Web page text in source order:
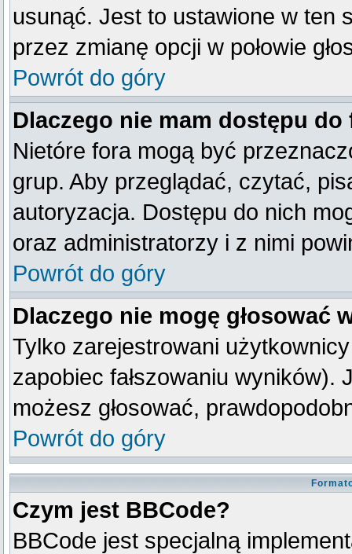
usunąć. Jest to ustawione w ten
przez zmianę opcji w połowie
Powrót do góry
Dlaczego nie mam dostępu do
Nietóre fora mogą być
grup. Aby przeglądać, czytać,
autoryzacja. Dostępu do nich
oraz administratorzy i z nimi
Powrót do góry
Dlaczego nie mogę głosować
Tylko zarejestrowani
zapobiec fałszowaniu wyników).
możesz głosować,
Powrót do góry
Czym jest BBCode?
BBCode jest specjalną